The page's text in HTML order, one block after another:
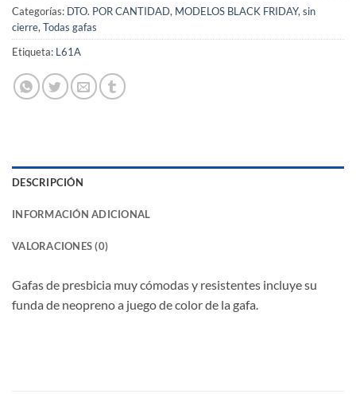
Categorías: DTO. POR CANTIDAD, MODELOS BLACK FRIDAY, sin
cierre, Todas gafas
Etiqueta: L61A
DESCRIPCIÓN
INFORMACIÓN ADICIONAL
VALORACIONES (0)
Gafas de presbicia muy cómodas y resistentes incluye su
funda de neopreno a juego de color de la gafa.